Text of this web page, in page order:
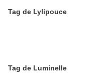
Tag de Lylipouce
Tag de Luminelle